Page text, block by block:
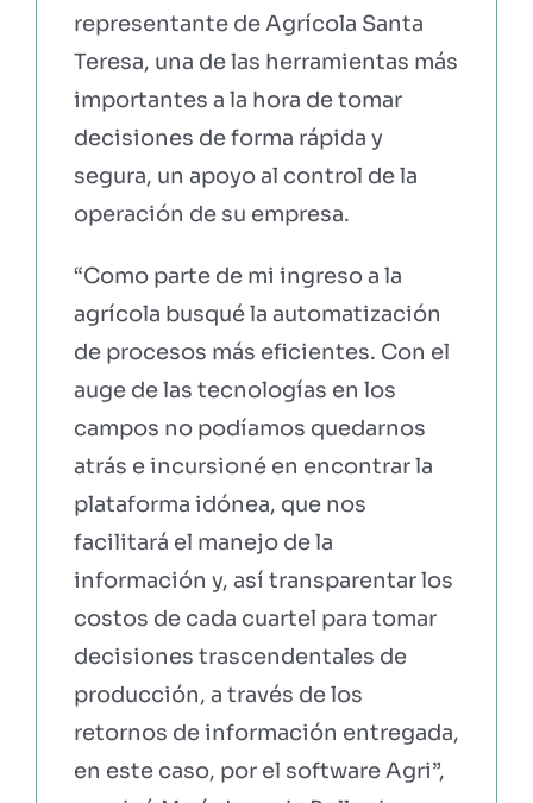
representante de Agrícola Santa
Teresa, una de las herramientas más
importantes a la hora de tomar
decisiones de forma rápida y
segura, un apoyo al control de la
operación de su empresa.
“Como parte de mi ingreso a la
agrícola busqué la automatización
de procesos más eficientes. Con el
auge de las tecnologías en los
campos no podíamos quedarnos
atrás e incursioné en encontrar la
plataforma idónea, que nos
facilitará el manejo de la
información y, así transparentar los
costos de cada cuartel para tomar
decisiones trascendentales de
producción, a través de los
retornos de información entregada,
en este caso, por el software Agri”,